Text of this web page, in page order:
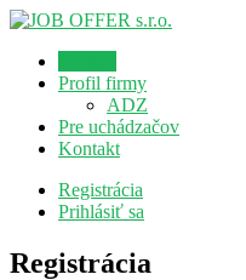
Profil firmy
ADZ
Pre uchádzačov
Kontakt
Registrácia
Prihlásiť sa
Registrácia